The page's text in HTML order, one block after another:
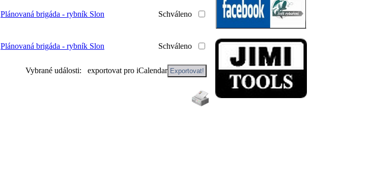
Plánovaná brigáda - rybník Slon Schváleno
Plánovaná brigáda - rybník Slon Schváleno
Vybrané události: exportovat pro iCalendar